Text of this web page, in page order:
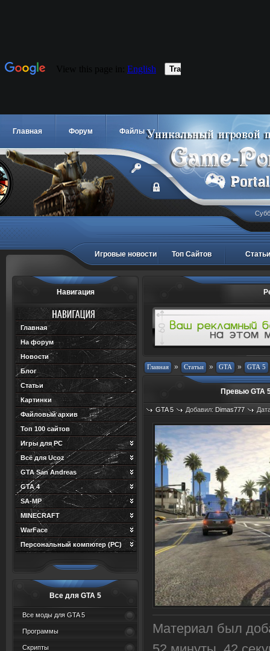
Главная Форум Файлы
Игровые новости Топ Сайтов Статьи
Навигация
Главная
На форум
Новости
Блог
Статьи
Картинки
Файловый архив
Топ 100 сайтов
Игры для PC
Всё для Ucoz
GTA San Andreas
GTA 4
SA-MP
MINECRAFT
WarFace
Персональный компютер (PC)
Все для GTA 5
Все моды для GTA 5
Программы
Скрипты
» » »
Превью GTA
GTA 5 Добавил: Dimas777
Материал был